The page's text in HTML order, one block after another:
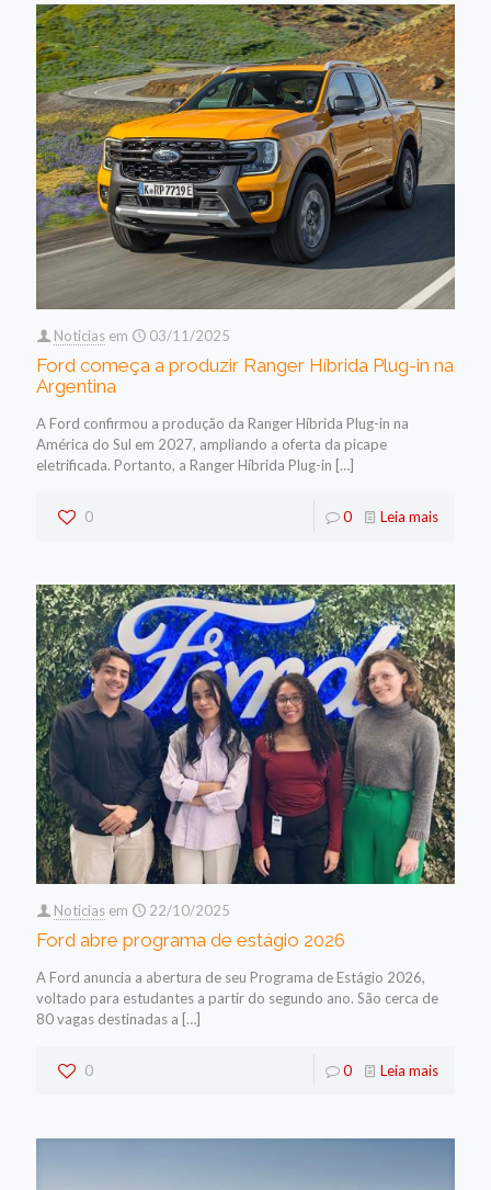
Noticias em 03/11/2025
Ford começa a produzir Ranger Híbrida Plug-in na
Argentina
A Ford confirmou a produção da Ranger Híbrida Plug-in na
América do Sul em 2027, ampliando a oferta da picape
eletrificada. Portanto, a Ranger Híbrida Plug-in […]
0 0 Leia mais
Noticias em 22/10/2025
Ford abre programa de estágio 2026
A Ford anuncia a abertura de seu Programa de Estágio 2026,
voltado para estudantes a partir do segundo ano. São cerca de
80 vagas destinadas a […]
0 0 Leia mais